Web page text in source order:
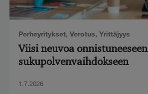
Perheyritykset, Verotus, Yrittäjyys
Viisi neuvoa onnistuneeseen
sukupolvenvaihdokseen
1.7.2026